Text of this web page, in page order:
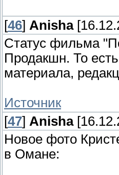
[46] Anisha
Статус фильма
Продакшн. То
материала,
Источник
[47] Anisha
Новое фото
в Омане: